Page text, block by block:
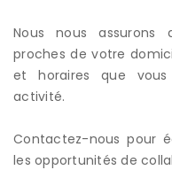
Nous nous assurons
proches de votre
et horaires que
activité.
Contactez-nous pour
les opportunités de